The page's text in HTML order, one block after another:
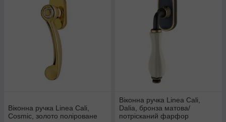
Віконна ручка Linea Cali,
Cosmic, золото поліроване
Віконна ручка Linea Cali,
Dalia, бронза матова/
потрісканий фарфор